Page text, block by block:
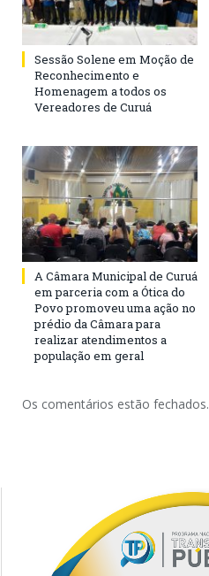
Sessão Solene em Moção de
Reconhecimento e
Homenagem a todos os
Vereadores de Curuá
A Câmara Municipal de Curuá
em parceria com a Ótica do
Povo promoveu uma ação no
prédio da Câmara para
realizar atendimentos a
população em geral
Os comentários estão fechados.